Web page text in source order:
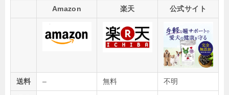
Amazon 楽天 公式サイト
送料 – 無料 不明